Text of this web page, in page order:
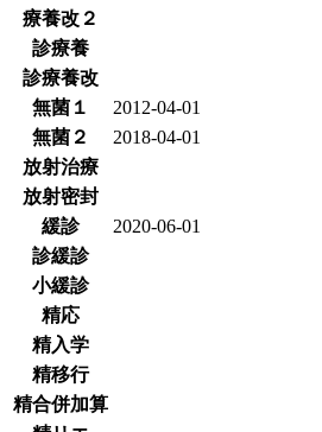
療養改２
診療養
診療養改
無菌１
2012-04-01
無菌２
2018-04-01
放射治療
放射密封
緩診
2020-06-01
診緩診
小緩診
精応
精入学
精移行
精合併加算